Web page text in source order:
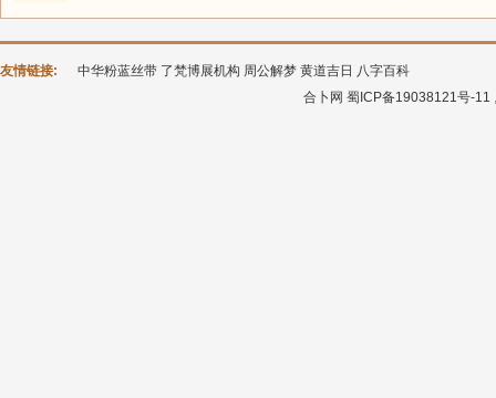
友情链接: 中华粉蓝丝带 了梵博展机构 周公解梦 黄道吉日 八字百科
合卜网 蜀ICP备19038121号-11